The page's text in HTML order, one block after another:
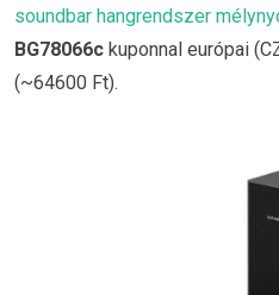
soundbar hangrendszer
BG78066c kuponnal európai
(~64600 Ft).